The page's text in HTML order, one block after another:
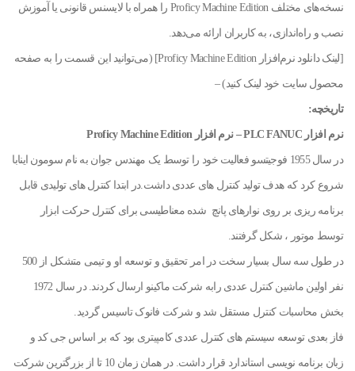
نسخه‌های مختلف Proficy Machine Edition را همراه با لایسنس قانونی یا آموزش
نصب و راه‌اندازی، به کاربران ارائه می‌دهد.
[لینک دانلود نرم‌افزار Proficy Machine Edition] (می‌توانید این قسمت را به صفحه
محصول سایت خود لینک کنید) –
تاریخچه:
نرم افزار PLC FANUC – نرم افزار Proficy Machine Edition
در سال 1955 فوجیتسو فعالیت خود را توسط یک مهندس جوان به نام سومون اینابا
شروع کرد که هدف تولید کنترل های عددی داشت.در ابتدا کنترل های تولیدی قابل
برنامه ریزی بر روی نوارهای پانچ شده معناطیسی برای کنترل حرکت ابزار
توسط موتور ، شکل گرفتند.
در طول سه سال بسیار سخت در امر تحقیق و توسعه او و تیمی متشکل از 500
نفر اولین ماشین کنترل عددی رابه شرکت ماکینو ارسال کردند. در سال 1972
بخش محاسبات کنترل مستقل شد و شرکت فانوک تاسیس گردید.
فاز بعدی توسعه سیستم های کنترل عددی کامپیتری بود که بر اساس جی کد و
زبان برنامه نویسی استاندارد قرار داشت. در همان زمان 10 تا از بزرگترین شرکت